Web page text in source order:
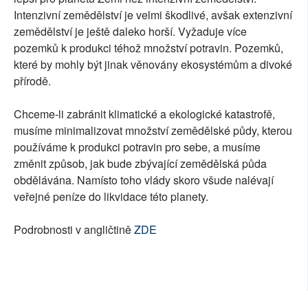
Intenzivní zemědělství je velmi škodlivé, avšak extenzivní
zemědělství je ještě daleko horší. Vyžaduje více
pozemků k produkci téhož množství potravin. Pozemků,
které by mohly být jinak věnovány ekosystémům a divoké
přírodě.
Chceme-li zabránit klimatické a ekologické katastrofě,
musíme minimalizovat množství zemědělské půdy, kterou
používáme k produkci potravin pro sebe, a musíme
změnit způsob, jak bude zbývající zemědělská půda
obdělávána. Namísto toho vlády skoro všude nalévají
veřejné peníze do likvidace této planety.
Podrobnosti v angličtiněZDE